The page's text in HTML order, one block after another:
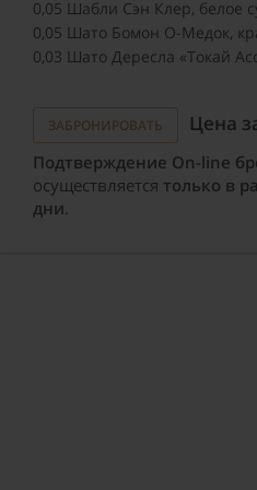
0,05 Шабли Сэн Клер, белое
0,05 Шато Бомон О-Медок,
0,03 Шато Дересла «Токай
ЗАБРОНИРОВАТЬ Цена
Подтверждение On-line
осуществляется только в
дни.